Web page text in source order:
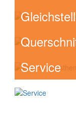
Service